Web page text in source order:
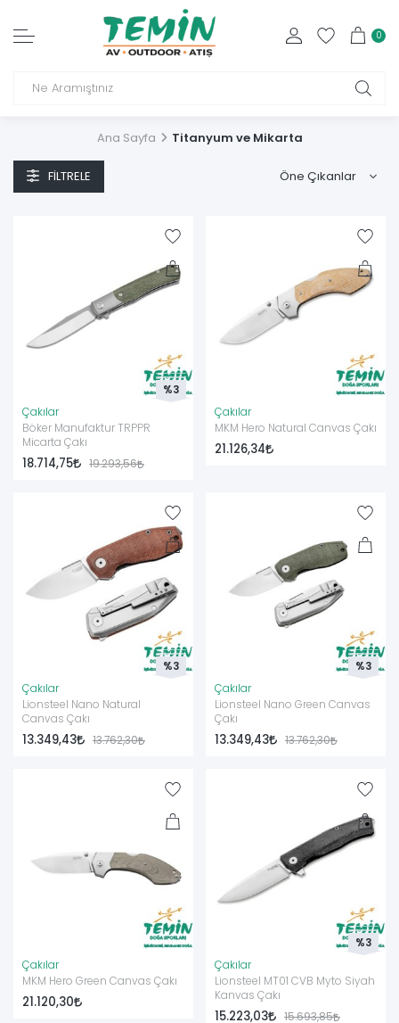
0
Ana Sayfa Titanyum ve Mikarta
FILTRELE
Çakılar
Böker Manufaktur TRPPR
Micarta Çakı
18.714,75 19.293,56
%3
Çakılar
MKM Hero Natural Canvas Çakı
21.126,34
Çakılar
Lionsteel Nano Natural
Canvas Çakı
13.349,43 13.762,30
%3
Çakılar
Lionsteel Nano Green Canvas
Çakı
13.349,43 13.762,30
%3
Çakılar
MKM Hero Green Canvas Çakı
21.120,30
Çakılar
Lionsteel MT01 CVB Myto Siyah
Kanvas Çakı
15.223,03 15.693,85
%3